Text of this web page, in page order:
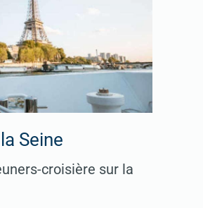
Seine
croisière sur la